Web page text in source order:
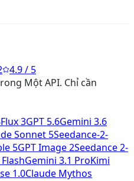
4.9 / 5
Một API. Chỉ cần
Flux 3GPT 5.6Gemini 3.6
Sonnet 5Seedance-2-
5GPT Image 2Seedance 2-
Gemini 3.1 ProKimi
1.0Claude Mythos